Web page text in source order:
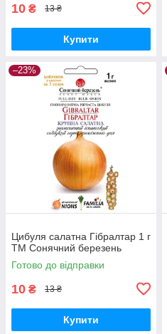
10 ₴ 13 ₴
Купити
–23%
Цибуля салатна Гібралтар 1 г
ТМ Сонячний березень
Готово до відправки
10 ₴ 13 ₴
Купити